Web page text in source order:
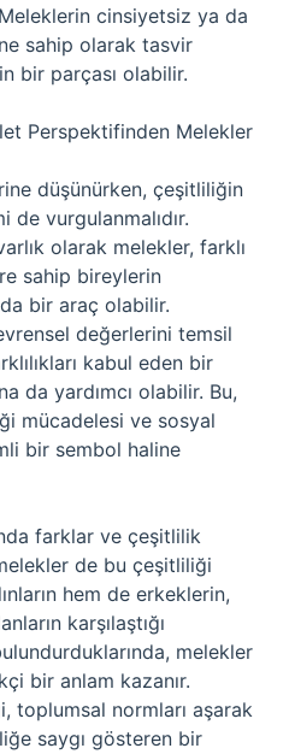
cinsiyetsiz ya da
sahip olarak tasvir
bir parçası olabilir.
Perspektifinden Melekler
düşünürken, çeşitliliğin
vurgulanmalıdır.
olarak melekler, farklı
sahip bireylerin
bir araç olabilir.
değerlerini temsil
kabul eden bir
da yardımcı olabilir. Bu,
mücadelesi ve sosyal
bir sembol haline
farklar ve çeşitlilik
de bu çeşitliliği
hem de erkeklerin,
karşılaştığı
melekler
bir anlam kazanır.
toplumsal normları aşarak
saygı gösteren bir